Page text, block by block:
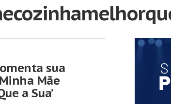
sua
Mãe
a Sua’